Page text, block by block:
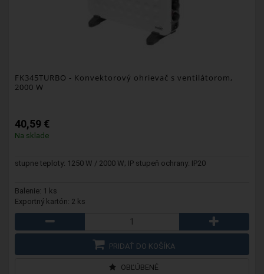
FK345TURBO - Konvektorový ohrievač s ventilátorom,
2000 W
40,59 €
Na sklade
stupne teploty: 1250 W / 2000 W; IP stupeň ochrany: IP20
Balenie: 1 ks
Exportný kartón: 2 ks
PRIDAŤ DO KOŠÍKA
OBĽÚBENÉ